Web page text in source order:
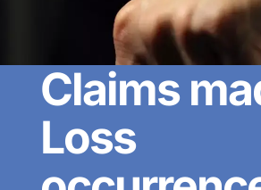
Claims
Loss